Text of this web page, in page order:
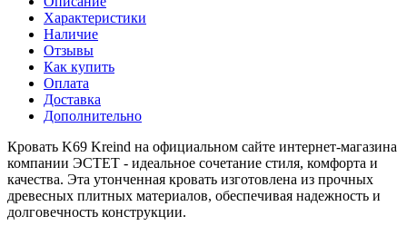
Характеристики
Наличие
Отзывы
Как купить
Оплата
Доставка
Дополнительно
Кровать K69 Kreind на официальном сайте интернет-магазина
компании ЭСТЕТ - идеальное сочетание стиля, комфорта и
качества. Эта утонченная кровать изготовлена из прочных
древесных плитных материалов, обеспечивая надежность и
долговечность конструкции.